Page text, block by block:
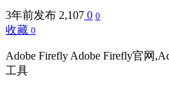
3年前发布 2,107 0 0
收藏 0
Adobe Firefly Adobe Firefly官网
工具